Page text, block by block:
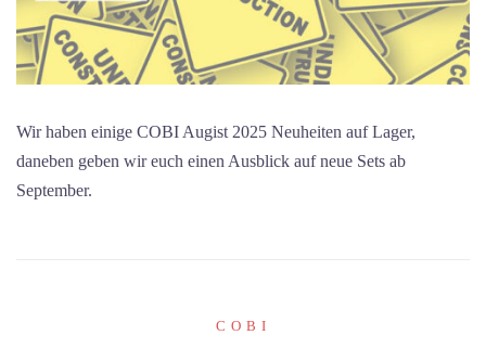
Wir haben einige COBI Augist 2025 Neuheiten auf Lager,
daneben geben wir euch einen Ausblick auf neue Sets ab
September.
COBI